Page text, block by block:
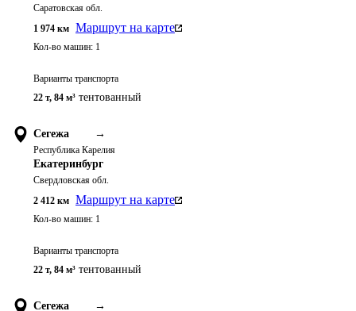
Саратовская обл.
1 974 км Маршрут на карте
Кол-во машин: 1
Варианты транспорта
22 т, 84 м³ тентованный
Сегежа →
Республика Карелия
Екатеринбург
Свердловская обл.
2 412 км Маршрут на карте
Кол-во машин: 1
Варианты транспорта
22 т, 84 м³ тентованный
Сегежа →